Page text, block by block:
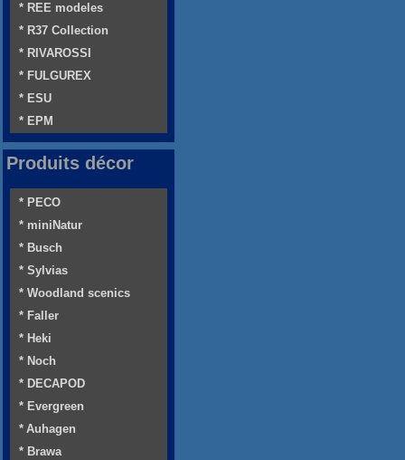
* REE modeles
* R37 Collection
* RIVAROSSI
* FULGUREX
* ESU
* EPM
Produits décor
* PECO
* miniNatur
* Busch
* Sylvias
* Woodland scenics
* Faller
* Heki
* Noch
* DECAPOD
* Evergreen
* Auhagen
* Brawa